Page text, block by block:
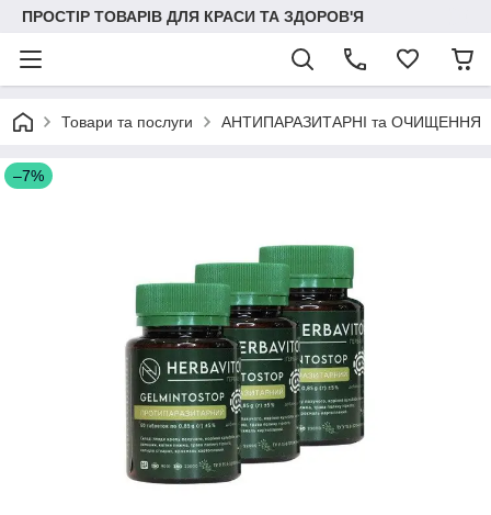
ПРОСТІР ТОВАРІВ ДЛЯ КРАСИ ТА ЗДОРОВ'Я
Товари та послуги АНТИПАРАЗИТАРНІ та ОЧИЩЕННЯ
–7%